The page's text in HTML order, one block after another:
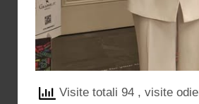
Visite totali 94 , visite